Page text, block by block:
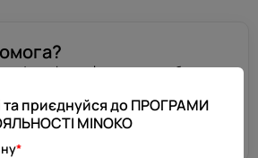
і ми зв’яжемося з тобою за
консультацію
та приєднуйся до ПРОГРАМИ
MINOKO
*